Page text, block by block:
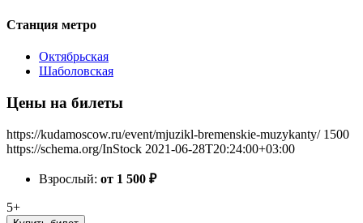
Станция метро
Октябрьская
Шаболовская
Цены на билеты
https://kudamoscow.ru/event/mjuzikl-bremenskie-muzykanty/ 1500
https://schema.org/InStock 2021-06-28T20:24:00+03:00
Взрослый: от 1 500 ₽
5+